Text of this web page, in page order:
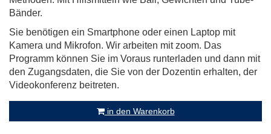
Bänder.
Sie benötigen ein Smartphone oder einen Laptop mit
Kamera und Mikrofon. Wir arbeiten mit zoom. Das
Programm können Sie im Voraus runterladen und dann mit
den Zugangsdaten, die Sie von der Dozentin erhalten, der
Videokonferenz beitreten.
in den Warenkorb